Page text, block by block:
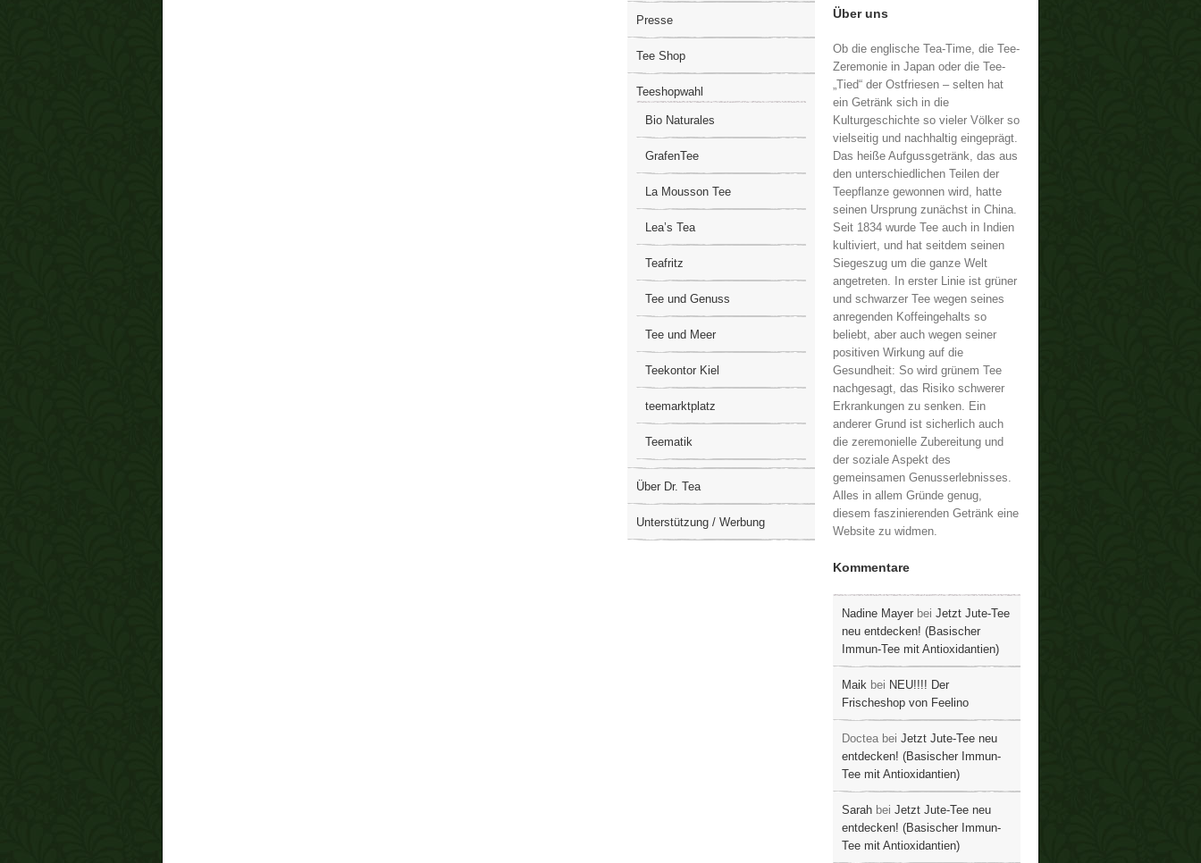
Presse
Tee Shop
Teeshopwahl
Bio Naturales
GrafenTee
La Mousson Tee
Lea’s Tea
Teafritz
Tee und Genuss
Tee und Meer
Teekontor Kiel
teemarktplatz
Teematik
Über Dr. Tea
Unterstützung / Werbung
Über uns
Ob die englische Tea-Time, die Tee-
Zeremonie in Japan oder die Tee-
„Tied“ der Ostfriesen – selten hat
ein Getränk sich in die
Kulturgeschichte so vieler Völker so
vielseitig und nachhaltig eingeprägt.
Das heiße Aufgussgetränk, das aus
den unterschiedlichen Teilen der
Teepflanze gewonnen wird, hatte
seinen Ursprung zunächst in China.
Seit 1834 wurde Tee auch in Indien
kultiviert, und hat seitdem seinen
Siegeszug um die ganze Welt
angetreten. In erster Linie ist grüner
und schwarzer Tee wegen seines
anregenden Koffeingehalts so
beliebt, aber auch wegen seiner
positiven Wirkung auf die
Gesundheit: So wird grünem Tee
nachgesagt, das Risiko schwerer
Erkrankungen zu senken. Ein
anderer Grund ist sicherlich auch
die zeremonielle Zubereitung und
der soziale Aspekt des
gemeinsamen Genusserlebnisses.
Alles in allem Gründe genug,
diesem faszinierenden Getränk eine
Website zu widmen.
Kommentare
Nadine Mayer bei Jetzt Jute-Tee
neu entdecken! (Basischer
Immun-Tee mit Antioxidantien)
Maik bei NEU!!!! Der
Frischeshop von Feelino
Doctea bei Jetzt Jute-Tee neu
entdecken! (Basischer Immun-
Tee mit Antioxidantien)
Sarah bei Jetzt Jute-Tee neu
entdecken! (Basischer Immun-
Tee mit Antioxidantien)